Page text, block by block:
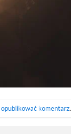
opublikować komentarz.